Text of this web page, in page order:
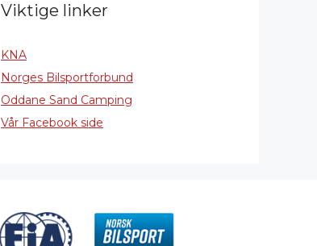
Viktige linker
KNA
Norges Bilsportforbund
Oddane Sand Camping
Vår Facebook side